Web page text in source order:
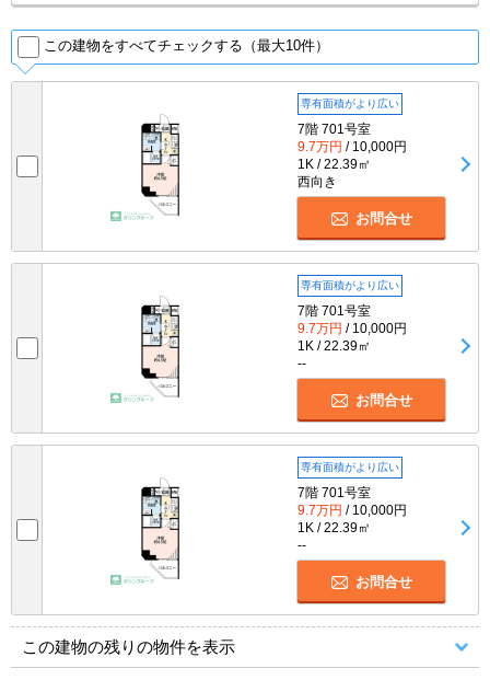
この建物をすべてチェックする（最大10件）
専有面積がより広い
7階 701号室
9.7万円 / 10,000円
1K / 22.39㎡
西向き
お問合せ
専有面積がより広い
7階 701号室
9.7万円 / 10,000円
1K / 22.39㎡
--
お問合せ
専有面積がより広い
7階 701号室
9.7万円 / 10,000円
1K / 22.39㎡
--
お問合せ
この建物の残りの物件を表示